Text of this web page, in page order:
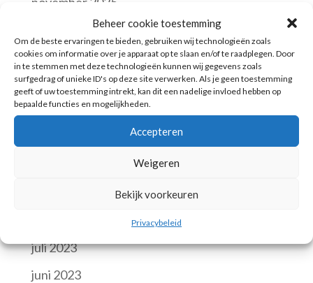
Beheer cookie toestemming
Om de beste ervaringen te bieden, gebruiken wij technologieën zoals
cookies om informatie over je apparaat op te slaan en/of te raadplegen. Door
in te stemmen met deze technologieën kunnen wij gegevens zoals
surfgedrag of unieke ID's op deze site verwerken. Als je geen toestemming
geeft of uw toestemming intrekt, kan dit een nadelige invloed hebben op
bepaalde functies en mogelijkheden.
Accepteren
Weigeren
Bekijk voorkeuren
Privacybeleid
augustus 2025
juli 2025
juni 2025
november 2024
juli 2023
juni 2023